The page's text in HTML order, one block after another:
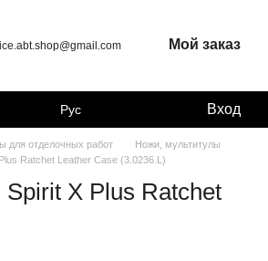
Мой заказ
Рус Вход
для отделочных работ
Ножи, мультитулы
Ratchet Leather Case (3.0236.L)
X Plus Ratchet